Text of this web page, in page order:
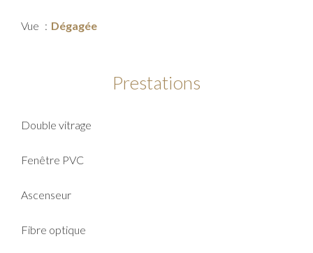
Vue Dégagée
Prestations
Double vitrage
Fenêtre PVC
Ascenseur
Fibre optique